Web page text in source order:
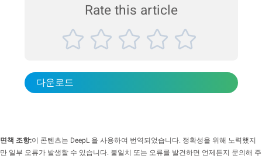
하지만 '입자 크기가 얇을수록 배터리 성능이 좋아진다'처럼 간
단한 문제는 아닙니다. LFP 입자가 작을수록 사이클링(충전
이 단축됩니다. 또한 입자가 작을수록 다공성 구조로 전해질이
더 쉽게 침투할 수 있지만, LFP 입자 사이에 상대적으로 더 많
은 빈 공간이 생기면 배터리의 전체 에너지 밀도도 감소합니
터리의 용도에 따라 달라집니다.
Rate this article
다운로드
면책 조항:이 콘텐츠는 DeepL 을 사용하여 번역되었습니다. 정확성을 위해 노력했지
만 일부 오류가 발생할 수 있습니다. 불일치 또는 오류를 발견하면 언제든지 문의해 주